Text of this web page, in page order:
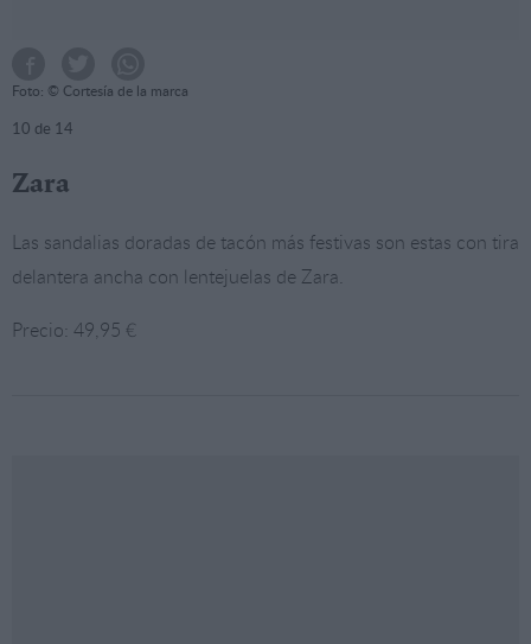
Foto: © Cortesía de la marca
10 de 14
Zara
Las sandalias doradas de tacón más festivas son estas con tira
delantera ancha con lentejuelas de Zara.
Precio: 49,95 €